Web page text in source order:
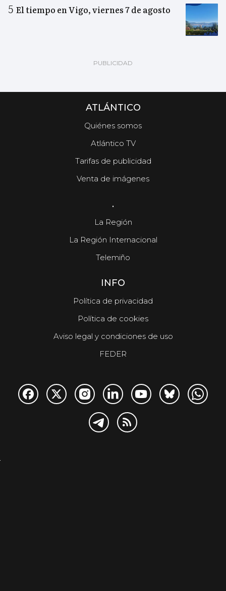
El tiempo en Vigo, viernes 7 de agosto
ATLÁNTICO
Quiénes somos
Atlántico TV
Tarifas de publicidad
Venta de imágenes
.
La Región
La Región Internacional
Telemiño
INFO
Política de privacidad
Política de cookies
Aviso legal y condiciones de uso
FEDER